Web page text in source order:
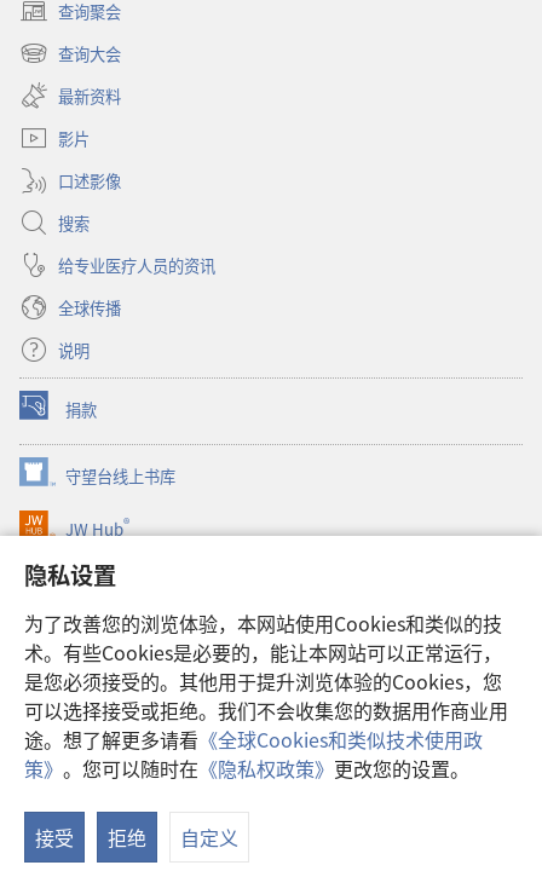
隐私设置
为了改善您的浏览体验，本网站使用Cookies和类似的技
术。有些Cookies是必要的，能让本网站可以正常运行，
是您必须接受的。其他用于提升浏览体验的Cookies，您
可以选择接受或拒绝。我们不会收集您的数据用作商业用
途。想了解更多请看 《全球Cookies和类似技术使用政
策》 。您可以随时在 《隐私权政策》 更改您的设置。
接受 拒绝 自定义
查询聚会
（打
开
新
窗
口）
查询大会
（打
开
新
窗
最新资料
影片
口述影像
搜索
给专业医疗人员的资讯
全球传播
说明
捐款
（打
开
新
窗
口）
守望台线上书库
（打
开
新
口）
JW Hub®
（打
开
新
口）
JW Library®
Watchtower Library
Copyright© 2026 Watch Tower Bible and Tract Society of Pennsylvania.
使用条款|隐私权政策| 隐私设置